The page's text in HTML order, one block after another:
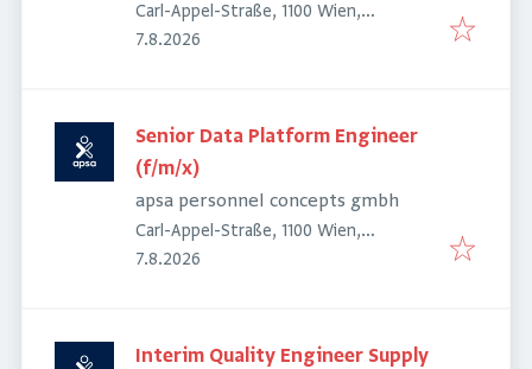
Carl-Appel-Straße, 1100 Wien,
Österreich
Veröffentlicht
7.8.2026
Senior Data Platform Engineer
(f/m/x)
apsa personnel concepts gmbh
Carl-Appel-Straße, 1100 Wien,
Österreich
Veröffentlicht
7.8.2026
Interim Quality Engineer Supply